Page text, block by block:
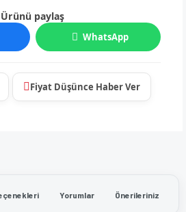
Ürünü paylaş
WhatsApp
Fiyat Düşünce Haber Ver
Yorumlar Önerileriniz